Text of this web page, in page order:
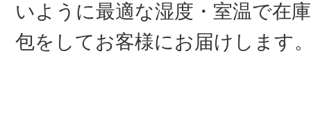
いように最適な湿度・室温で在
包をしてお客様にお届けします